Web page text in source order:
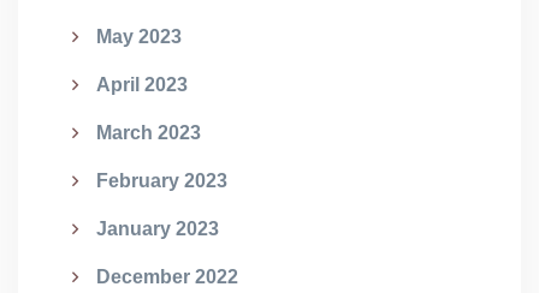
May 2023
April 2023
March 2023
February 2023
January 2023
December 2022